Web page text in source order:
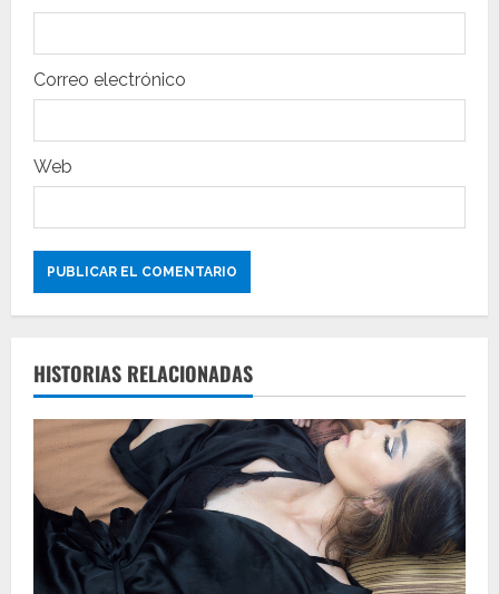
a
d
a
s
Correo electrónico
Web
HISTORIAS RELACIONADAS